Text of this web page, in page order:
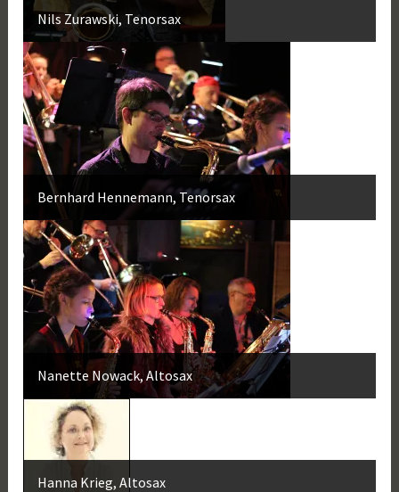
Nils Zurawski, Tenorsax
Bernhard Hennemann, Tenorsax
Nanette Nowack, Altosax
Hanna Krieg, Altosax